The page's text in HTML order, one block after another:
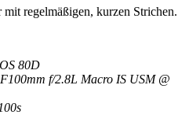
regelmäßigen, kurzen Strichen.
80D
f/2.8L Macro IS USM @